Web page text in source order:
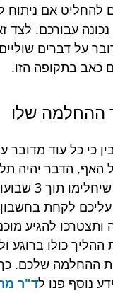
להחליט אם ניתוח
נכונה עבורכם. לצד
על דברים
כאב בתקופה הזו.
ההחלמה שלו
כי כל עוד מדובר
האף, הדבר יהיה
אחד. ישנם
עליכם לקחת
להגיע
כולו ברוגע
ההחלמה שלכם. כך
נוסף פנו לד"ר